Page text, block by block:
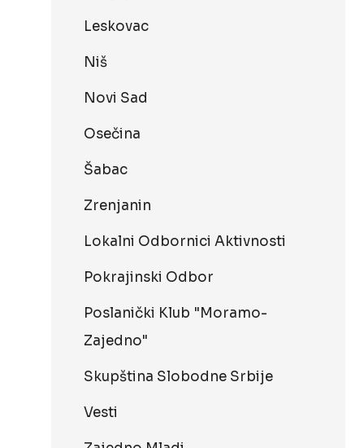
Leskovac
Niš
Novi Sad
Osečina
Šabac
Zrenjanin
Lokalni Odbornici Aktivnosti
Pokrajinski Odbor
Poslanički Klub "Moramo-
Zajedno"
Skupština Slobodne Srbije
Vesti